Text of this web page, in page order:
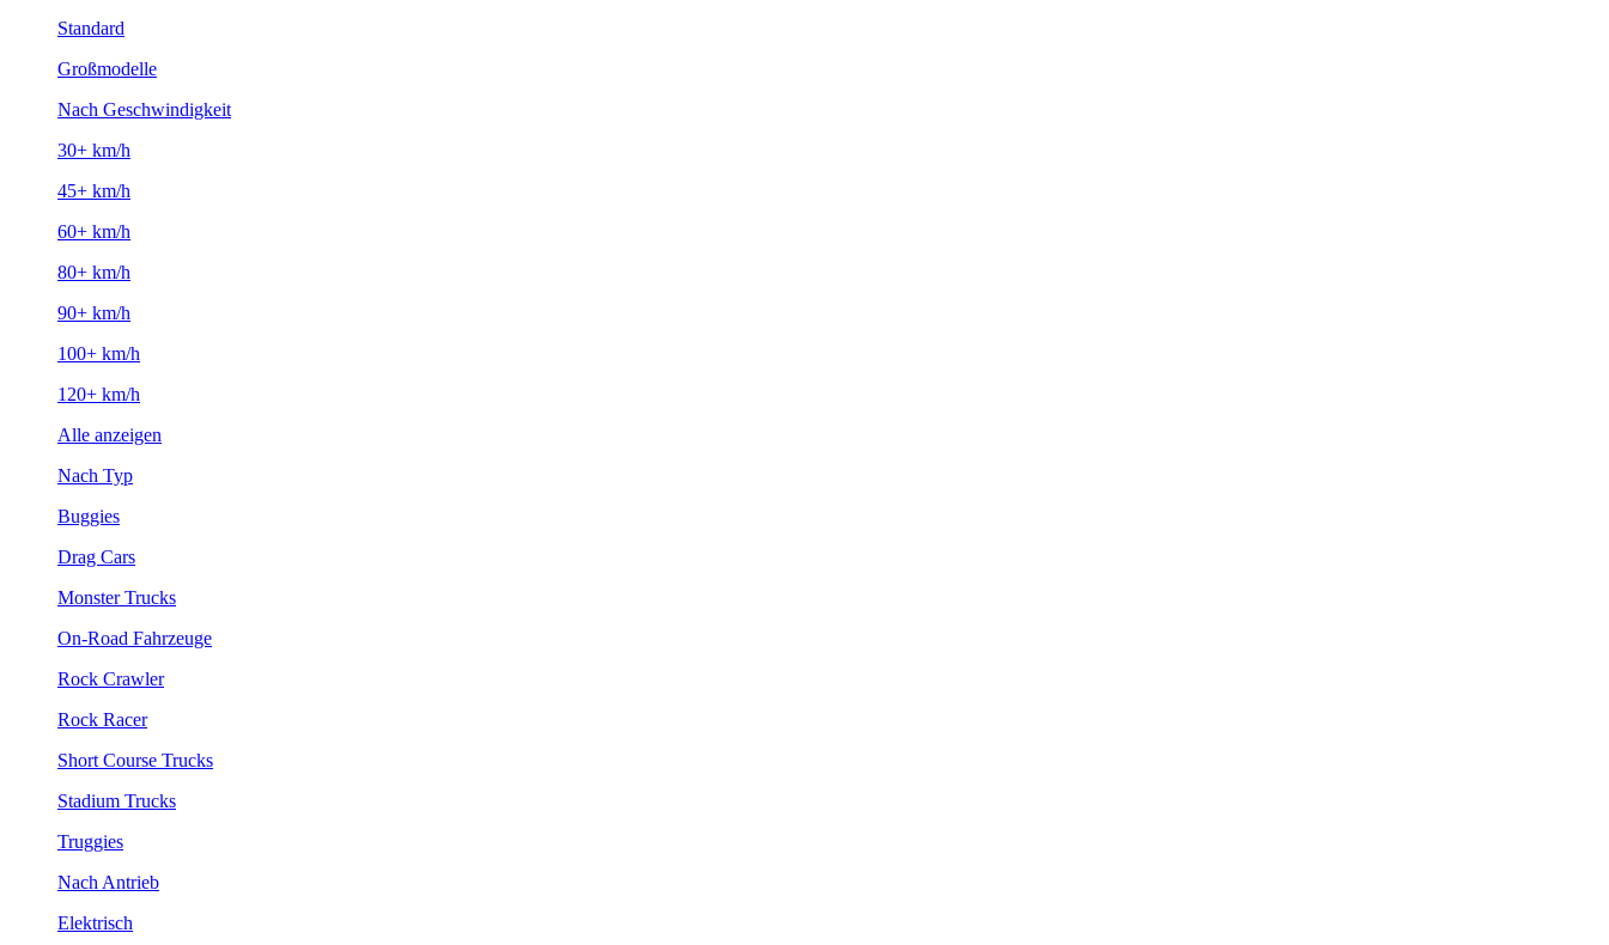
Standard
Großmodelle
Nach Geschwindigkeit
30+ km/h
45+ km/h
60+ km/h
80+ km/h
90+ km/h
100+ km/h
120+ km/h
Alle anzeigen
Nach Typ
Buggies
Drag Cars
Monster Trucks
On-Road Fahrzeuge
Rock Crawler
Rock Racer
Short Course Trucks
Stadium Trucks
Truggies
Nach Antrieb
Elektrisch